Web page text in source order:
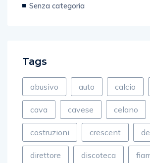
Senza categoria
Tags
abusivo auto calcio
cava cavese celano
costruzioni crescent
direttore discoteca